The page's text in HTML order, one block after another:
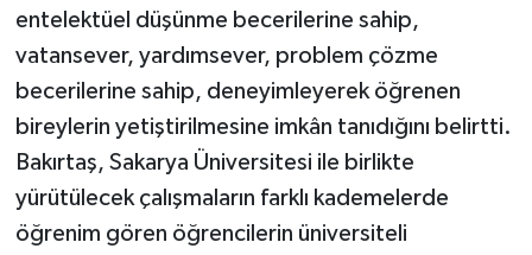
entelektüel düşünme becerilerine sahip,
vatansever, yardımsever, problem çözme
becerilerine sahip, deneyimleyerek öğrenen
bireylerin yetiştirilmesine imkân tanıdığını belirtti.
Bakırtaş, Sakarya Üniversitesi ile birlikte
yürütülecek çalışmaların farklı kademelerde
öğrenim gören öğrencilerin üniversiteli